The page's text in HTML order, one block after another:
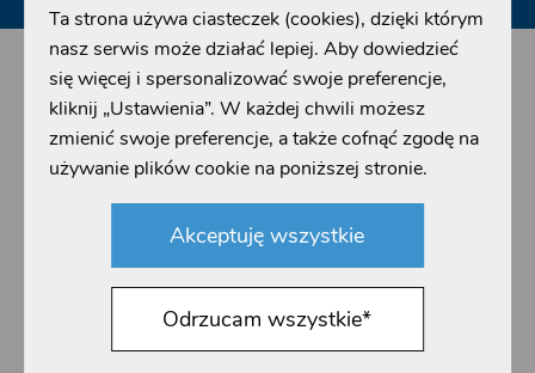
Ta strona używa ciasteczek (cookies), dzięki którym
nasz serwis może działać lepiej. Aby dowiedzieć
się więcej i spersonalizować swoje preferencje,
kliknij „Ustawienia”. W każdej chwili możesz
zmienić swoje preferencje, a także cofnąć zgodę na
używanie plików cookie na poniższej stronie.
Akceptuję wszystkie
Odrzucam wszystkie*
Языковая идентичность
личного имени в
контексте языковой
ситуации в Украине